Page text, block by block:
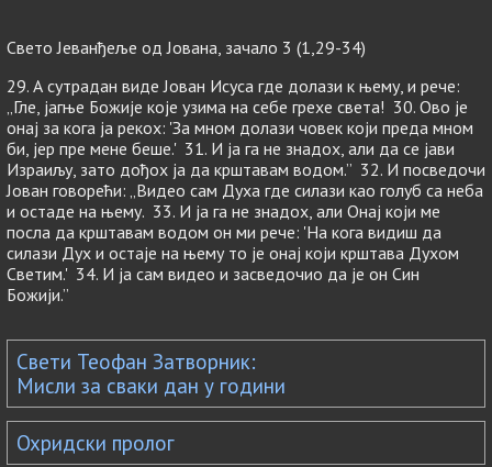
Свето Јеванђеље од Јована, зачало 3 (1,29-34)
29. А сутрадан виде Јован Исуса где долази к њему, и рече:
„Гле, јагње Божије које узима на себе грехе света! 30. Ово је
онај за кога ја рекох: 'За мном долази човек који преда мном
би, јер пре мене беше.' 31. И ја га не знадох, али да се јави
Израиљу, зато дођох ја да крштавам водом.” 32. И посведочи
Јован говорећи: „Видео сам Духа где силази као голуб са неба
и остаде на њему. 33. И ја га не знадох, али Онај који ме
посла да крштавам водом он ми рече: 'На кога видиш да
силази Дух и остаје на њему то је онај који крштава Духом
Светим.' 34. И ја сам видео и засведочио да је он Син
Божији.”
Свети Теофан Затворник:
Мисли за сваки дан у години
Охридски пролог